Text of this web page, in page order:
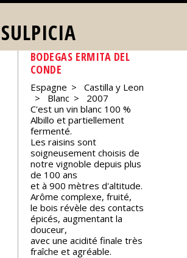
BODEGAS ERMITA DEL
CONDE
Espagne
Castilla y Leon
Blanc
2007
C'est un vin blanc 100 %
Albillo et partiellement
fermenté.
Les raisins sont
soigneusement choisis de
notre vignoble depuis plus
de 100 ans
et à 900 mètres d'altitude.
Arôme complexe, fruité,
le bois révèle des contacts
épicés, augmentant la
douceur,
avec une acidité finale très
fraîche et agréable.